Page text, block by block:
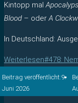
Kintopp mal
Blood – oderA
In Deutschland:
Weiterlesen#478:
Beitrag veröffentlicht:9.
Juni 2026